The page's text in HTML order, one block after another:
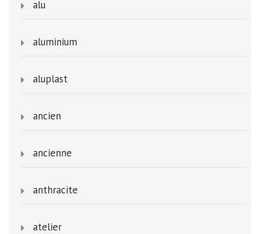
alu
aluminium
aluplast
ancien
ancienne
anthracite
atelier